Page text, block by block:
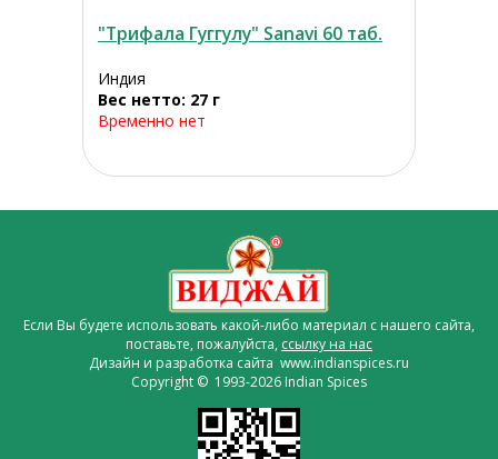
"Трифала Гуггулу" Sanavi 60 таб.
Индия
Вес нетто: 27 г
Временно нет
Если Вы будете использовать какой-либо материал с нашего сайта,
поставьте, пожалуйста, ссылку на нас
Дизайн и разработка сайта www.indianspices.ru
Copyright © 1993-2026 Indian Spices